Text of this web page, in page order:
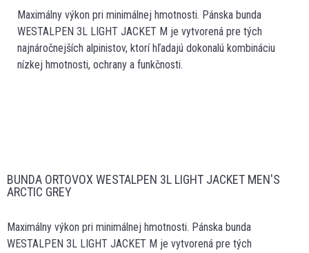
Maximálny výkon pri minimálnej hmotnosti. Pánska bunda
WESTALPEN 3L LIGHT JACKET M je vytvorená pre tých
najnáročnejších alpinistov, ktorí hľadajú dokonalú kombináciu
nízkej hmotnosti, ochrany a funkčnosti.
BUNDA ORTOVOX WESTALPEN 3L LIGHT JACKET MEN'S
ARCTIC GREY
Maximálny výkon pri minimálnej hmotnosti. Pánska bunda
WESTALPEN 3L LIGHT JACKET M je vytvorená pre tých